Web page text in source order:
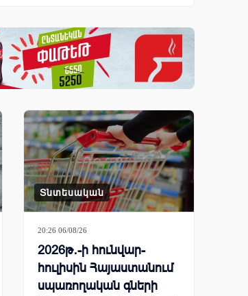
Տնտեսական
20:26 06/08/26
2026թ․-ի հունվար-
հուլիսին Հայաստանում
սպառողական գների